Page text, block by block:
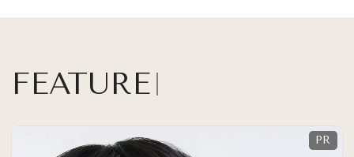
FEATURE